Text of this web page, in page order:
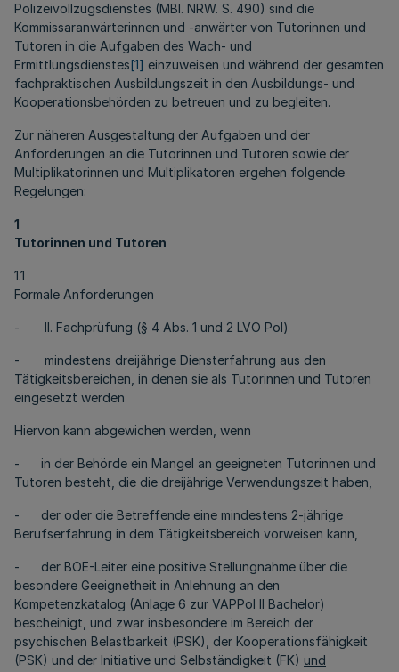
Polizeivollzugsdienstes (MBl. NRW. S. 490) sind die
Kommissaranwärterinnen und -anwärter von Tutorinnen und
Tutoren in die Aufgaben des Wach- und
Ermittlungsdienstes[1] einzuweisen und während der gesamten
fachpraktischen Ausbildungszeit in den Ausbildungs- und
Kooperationsbehörden zu betreuen und zu begleiten.
Zur näheren Ausgestaltung der Aufgaben und der
Anforderungen an die Tutorinnen und Tutoren sowie der
Multiplikatorinnen und Multiplikatoren ergehen folgende
Regelungen:
1
Tutorinnen und Tutoren
1.1
Formale Anforderungen
- II. Fachprüfung (§ 4 Abs. 1 und 2 LVO Pol)
- mindestens dreijährige Diensterfahrung aus den
Tätigkeitsbereichen, in denen sie als Tutorinnen und Tutoren
eingesetzt werden
Hiervon kann abgewichen werden, wenn
- in der Behörde ein Mangel an geeigneten Tutorinnen und
Tutoren besteht, die die dreijährige Verwendungszeit haben,
- der oder die Betreffende eine mindestens 2-jährige
Berufserfahrung in dem Tätigkeitsbereich vorweisen kann,
- der BOE-Leiter eine positive Stellungnahme über die
besondere Geeignetheit in Anlehnung an den
Kompetenzkatalog (Anlage 6 zur VAPPol II Bachelor)
bescheinigt, und zwar insbesondere im Bereich der
psychischen Belastbarkeit (PSK), der Kooperationsfähigkeit
(PSK) und der Initiative und Selbständigkeit (FK) und